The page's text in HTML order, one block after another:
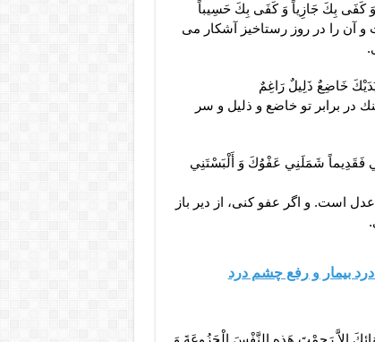
وَ كَفَى بِكَ جَازِياً وَ كَفَى بِكَ حَسِيباً
و آن را در روز رستاخيز آشكار مى‏
خَاضِعٌ ذَلِيلٌ رَاغِمٌ‏
در برابر تو خاضع و ذليل و سر
فَقَدِيماً شَمَلَنِي عَفْوُكَ وَ أَلْبَسْتَنِي
است. و اگر عفو كنى، از دير باز
بیمار و رفع چشم درد
إِلاَّ رَحِمْتَ هَذِهِ النَّفْسَ الْجَزُوعَةَ وَ